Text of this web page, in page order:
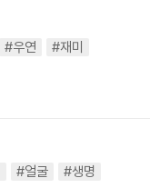
#우연
#재미
#얼굴
#생명